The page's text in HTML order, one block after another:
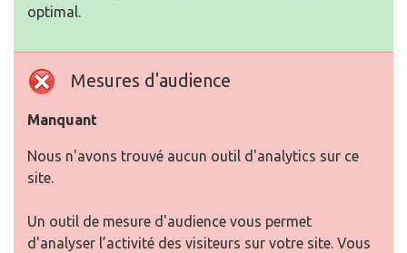
optimal.
Mesures d'audience
Manquant
Nous n'avons trouvé aucun outil d'analytics sur ce
site.
Un outil de mesure d'audience vous permet
d'analyser l’activité des visiteurs sur votre site. Vous